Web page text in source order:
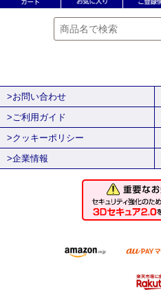
>お問い合わせ
>ご利用ガイド
>クッキーポリシー
>企業情報